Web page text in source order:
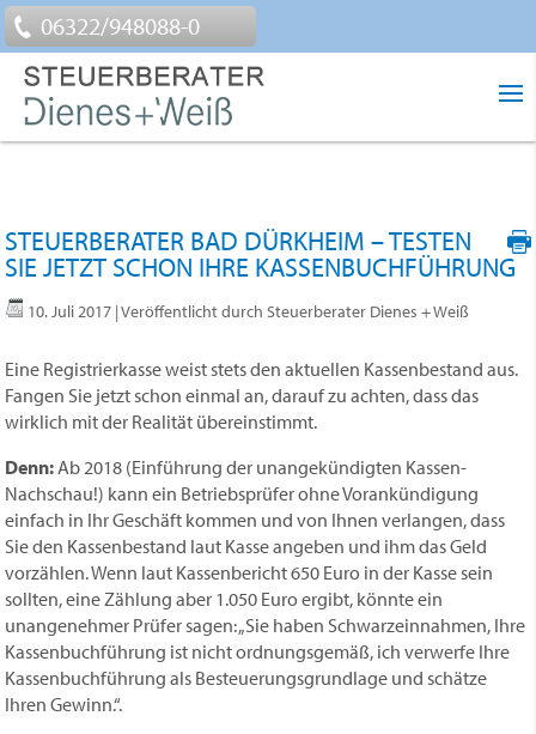
06322/948088-0
STEUERBERATER BAD DÜRKHEIM – TESTEN
SIE JETZT SCHON IHRE KASSENBUCHFÜHRUNG
10. Juli 2017 | Veröffentlicht durch Steuerberater Dienes + Weiß
Eine Registrierkasse weist stets den aktuellen Kassenbestand aus.
Fangen Sie jetzt schon einmal an, darauf zu achten, dass das
wirklich mit der Realität übereinstimmt.
Denn:Ab 2018 (Einführung der unangekündigten Kassen-
Nachschau!) kann ein Betriebsprüfer ohne Vorankündigung
einfach in Ihr Geschäft kommen und von Ihnen verlangen, dass
Sie den Kassenbestand laut Kasse angeben und ihm das Geld
vorzählen. Wenn laut Kassenbericht 650 Euro in der Kasse sein
sollten, eine Zählung aber 1.050 Euro ergibt, könnte ein
unangenehmer Prüfer sagen: „Sie haben Schwarzeinnahmen, Ihre
Kassenbuchführung ist nicht ordnungsgemäß, ich verwerfe Ihre
Kassenbuchführung als Besteuerungsgrundlage und schätze
Ihren Gewinn.“.